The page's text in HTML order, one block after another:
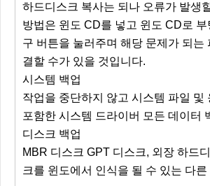
하드디스크 복사는 되나 오류가 발생
방법은 윈도 CD를 넣고 윈도 CD로 부
구 버튼을 눌러주며 해당 문제가 되는
결할 수가 있을 것입니다.
시스템 백업
작업을 중단하지 않고 시스템 파일 및
포함한 시스템 드라이버 모든 데이터
디스크 백업
MBR 디스크 GPT 디스크, 외장 하드
크를 윈도에서 인식을 될 수 있는 다